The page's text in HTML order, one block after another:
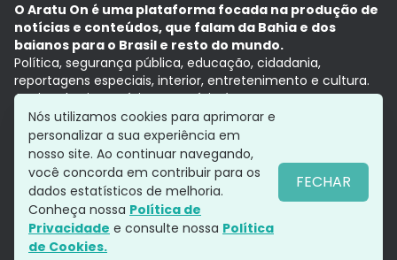
O Aratu On é uma plataforma focada na produção de
notícias e conteúdos, que falam da Bahia e dos
baianos para o Brasil e resto do mundo.
Política, segurança pública, educação, cidadania,
reportagens especiais, interior, entretenimento e cultura.
Aqui, tudo vira notícia e a notícia é no tempo presente,
com a credibilidade do Grupo Aratu.
Grupo Aratu
Política de privacidade
Siga-nos
Nós utilizamos cookies para aprimorar e
personalizar a sua experiência em
nosso site. Ao continuar navegando,
você concorda em contribuir para os
dados estatísticos de melhoria.
Conheça nossa Política de
Privacidade e consulte nossa Política
de Cookies.
FECHAR